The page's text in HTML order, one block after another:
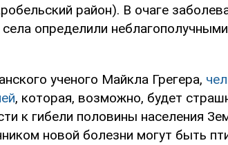
район). В очаге
определили
ученого Майкла Грегера,
, которая, возможно, будет
к гибели половины населения
новой болезни могут быть